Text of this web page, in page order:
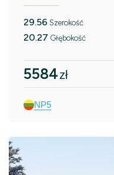
29.56 Szerokość
20.27 Głębokość
5584zł
NP5